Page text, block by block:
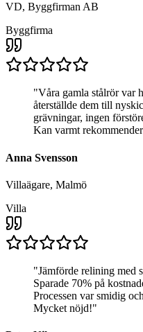
VD, Byggfirman AB
Byggfirma
"Våra gamla stålrör var
återställde dem till
grävningar, ingen
Kan varmt
Anna Svensson
Villaägare, Malmö
Villa
"Jämförde relining med
Sparade 70% på
Processen var smidig
Mycket nöjd!"